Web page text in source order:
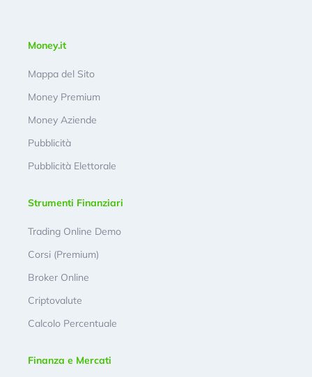
Money.it
Mappa del Sito
Money Premium
Money Aziende
Pubblicità
Pubblicità Elettorale
Strumenti Finanziari
Trading Online Demo
Corsi (Premium)
Broker Online
Criptovalute
Calcolo Percentuale
Finanza e Mercati